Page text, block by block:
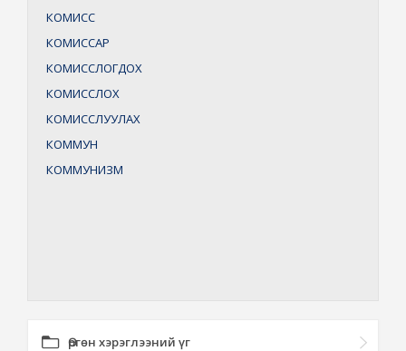
КОМИСС
КОМИССАР
КОМИССЛОГДОХ
КОМИССЛОХ
КОМИССЛУУЛАХ
КОММУН
КОММУНИЗМ
Өргөн хэрэглээний үг